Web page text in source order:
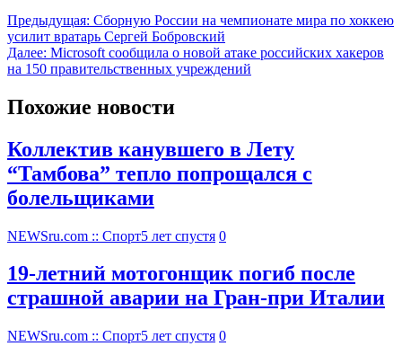
Предыдущая: Сборную России на чемпионате мира по хоккею
усилит вратарь Сергей Бобровский
Далее: Microsoft сообщила о новой атаке российских хакеров
на 150 правительственных учреждений
Похожие новости
Коллектив канувшего в Лету
“Тамбова” тепло попрощался с
болельщиками
NEWSru.com :: Спорт5 лет спустя 0
19-летний мотогонщик погиб после
страшной аварии на Гран-при Италии
NEWSru.com :: Спорт5 лет спустя 0